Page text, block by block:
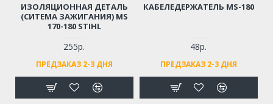
ИЗОЛЯЦИОННАЯ ДЕТАЛЬ
(СИТЕМА ЗАЖИГАНИЯ) MS
170-180 STIHL
255р.
ПРЕДЗАКАЗ 2-3 ДНЯ
КАБЕЛЕДЕРЖАТЕЛЬ MS-180
48р.
ПРЕДЗАКАЗ 2-3 ДНЯ